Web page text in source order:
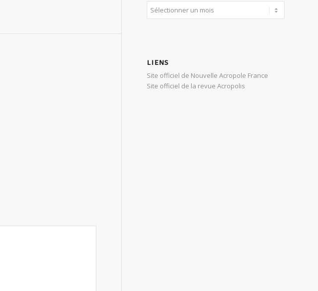
LIENS
Site officiel de Nouvelle Acropole France
Site officiel de la revue Acropolis